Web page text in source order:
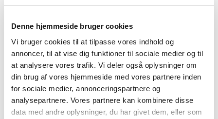
Denne hjemmeside bruger cookies
Vi bruger cookies til at tilpasse vores indhold og
annoncer, til at vise dig funktioner til sociale medier og til
at analysere vores trafik. Vi deler også oplysninger om
din brug af vores hjemmeside med vores partnere inden
for sociale medier, annonceringspartnere og
analysepartnere. Vores partnere kan kombinere disse
data med andre oplysninger, du har givet dem, eller som
2017 (36)
2016 (48)
2015 (31)
2014 (44)
2013 (45)
2012 (44)
december (2)